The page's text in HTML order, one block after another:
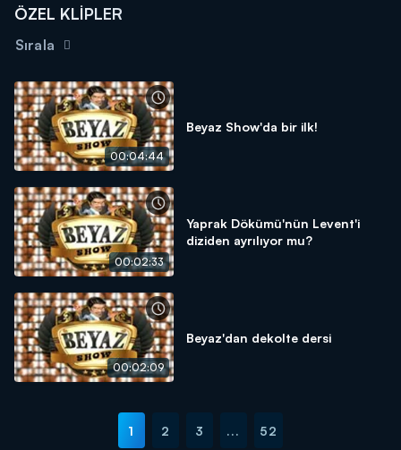
ÖZEL KLİPLER
Sırala
00:04:44
Beyaz Show'da bir ilk!
00:02:33
Yaprak Dökümü'nün Levent'i
diziden ayrılıyor mu?
00:02:09
Beyaz'dan dekolte dersi
1 2 3 ... 52